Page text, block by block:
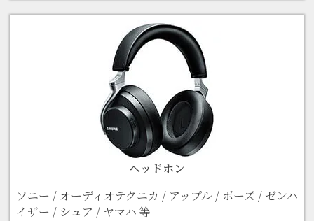
ヘッドホン
ソニー / オーディオテクニカ / アップル / ボーズ / ゼンハ
イザー / シュア / ヤマハ 等